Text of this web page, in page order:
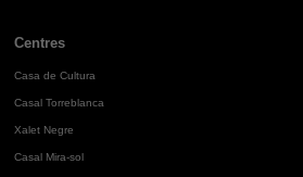
Centres
Casa de Cultura
Casal Torreblanca
Xalet Negre
Casal Mira-sol